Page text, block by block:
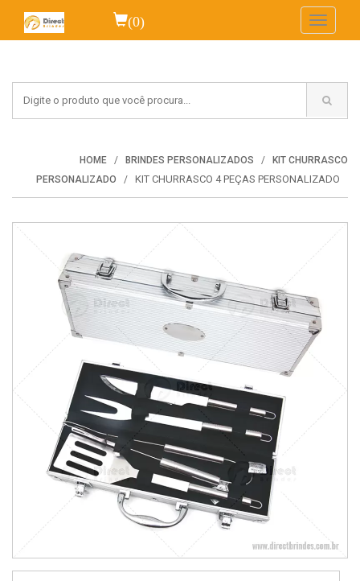
(0)
Toggle
HOME BRINDES PERSONALIZADOS
KIT CHURRASCO
PERSONALIZADO
KIT CHURRASCO 4 PEÇAS PERSONALIZADO